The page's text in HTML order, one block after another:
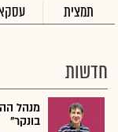
תמצית
חדשות
מנהל
בונקר"